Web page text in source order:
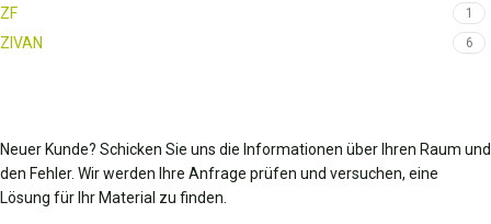
ZF 1
ZIVAN 6
Neuer Kunde? Schicken Sie uns die Informationen über Ihren Raum und
den Fehler. Wir werden Ihre Anfrage prüfen und versuchen, eine
Lösung für Ihr Material zu finden.